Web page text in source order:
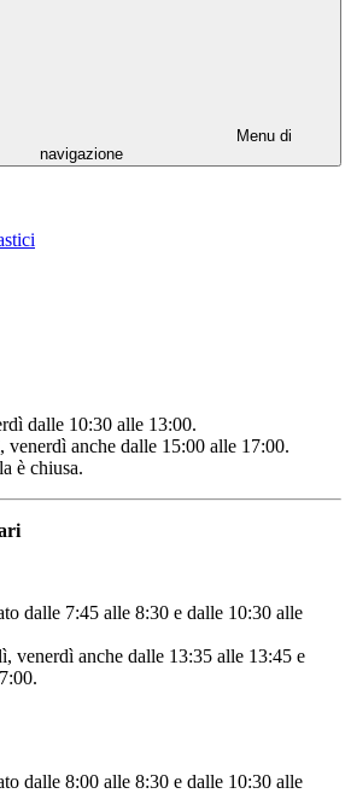
Menu di
navigazione
dalle 10:30 alle 13:00.
venerdì anche dalle 15:00 alle 17:00.
è chiusa.
dalle 7:45 alle 8:30 e dalle 10:30 alle
venerdì anche dalle 13:35 alle 13:45 e
dalle 8:00 alle 8:30 e dalle 10:30 alle